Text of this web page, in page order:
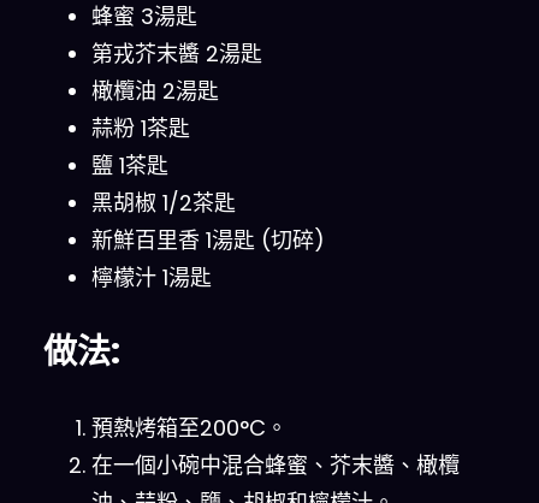
蜂蜜 3湯匙
第戎芥末醬 2湯匙
橄欖油 2湯匙
蒜粉 1茶匙
鹽 1茶匙
黑胡椒 1/2茶匙
新鮮百里香 1湯匙 (切碎)
檸檬汁 1湯匙
做法:
預熱烤箱至200°C。
在一個小碗中混合蜂蜜、芥末醬、橄欖